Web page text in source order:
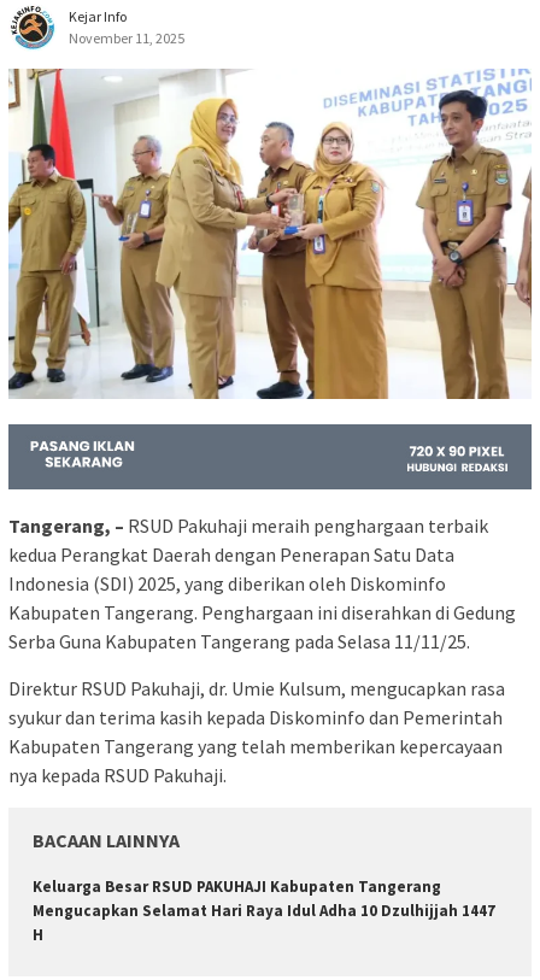
Kejar Info
November 11, 2025
Tangerang, – RSUD Pakuhaji meraih penghargaan terbaik
kedua Perangkat Daerah dengan Penerapan Satu Data
Indonesia (SDI) 2025, yang diberikan oleh Diskominfo
Kabupaten Tangerang. Penghargaan ini diserahkan di Gedung
Serba Guna Kabupaten Tangerang pada Selasa 11/11/25.
Direktur RSUD Pakuhaji, dr. Umie Kulsum, mengucapkan rasa
syukur dan terima kasih kepada Diskominfo dan Pemerintah
Kabupaten Tangerang yang telah memberikan kepercayaan
nya kepada RSUD Pakuhaji.
BACAAN LAINNYA
Keluarga Besar RSUD PAKUHAJI Kabupaten Tangerang
Mengucapkan Selamat Hari Raya Idul Adha 10 Dzulhijjah 1447
H